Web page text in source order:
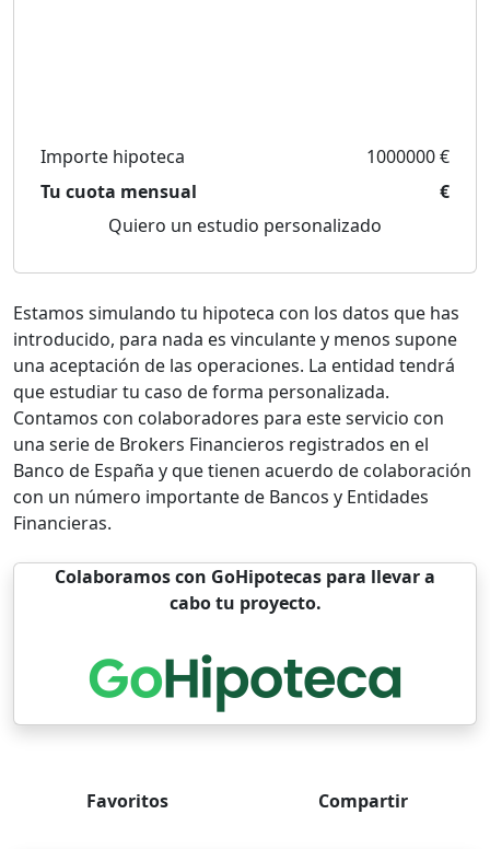
Importe hipoteca
1000000 €
Tu cuota mensual
€
Quiero un estudio personalizado
Estamos simulando tu hipoteca con los datos que has
introducido, para nada es vinculante y menos supone
una aceptación de las operaciones. La entidad tendrá
que estudiar tu caso de forma personalizada.
Contamos con colaboradores para este servicio con
una serie de Brokers Financieros registrados en el
Banco de España y que tienen acuerdo de colaboración
con un número importante de Bancos y Entidades
Financieras.
Colaboramos con GoHipotecas para llevar a
cabo tu proyecto.
Favoritos Compartir